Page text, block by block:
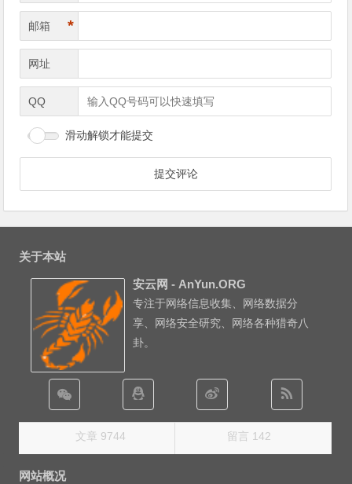
邮箱 *
网址
QQ
滑动解锁才能提交
关于本站
安云网 - AnYun.ORG
专注于网络信息收集、网络数据分
享、网络安全研究、网络各种猎奇八
卦。
文章 9744 留言 142
网站概况